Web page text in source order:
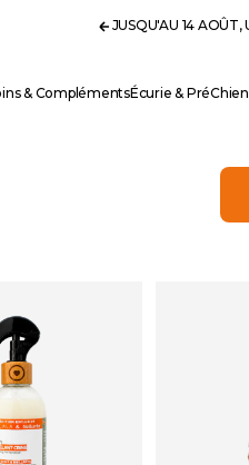
Précédent
JUSQU'AU 14 AOÛT,
& ComplémentsÉcurie & Pré